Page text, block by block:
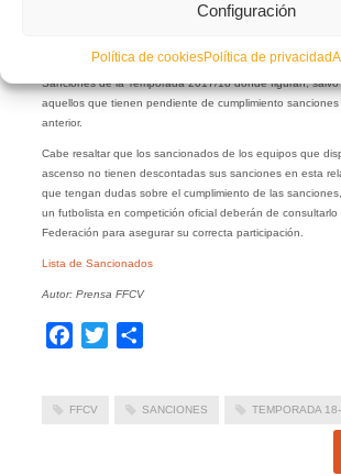
Configuración
Política de cookiesPolítica de privacidad
La Federación de Fútbol de la Comunidad Valenciana
Sanciones de la Temporada 2017/18 donde figuran,
aquellos que tienen pendiente de cumplimiento
anterior.
Cabe resaltar que los sancionados de los equipos que
ascenso no tienen descontadas sus sanciones en esta
que tengan dudas sobre el cumplimiento de las
un futbolista en competición oficial deberán de
Federación para asegurar su correcta participación.
Lista de Sancionados
Autor: Prensa FFCV
Facebook
Twitter
FFCV SANCIONES TEMPORADA